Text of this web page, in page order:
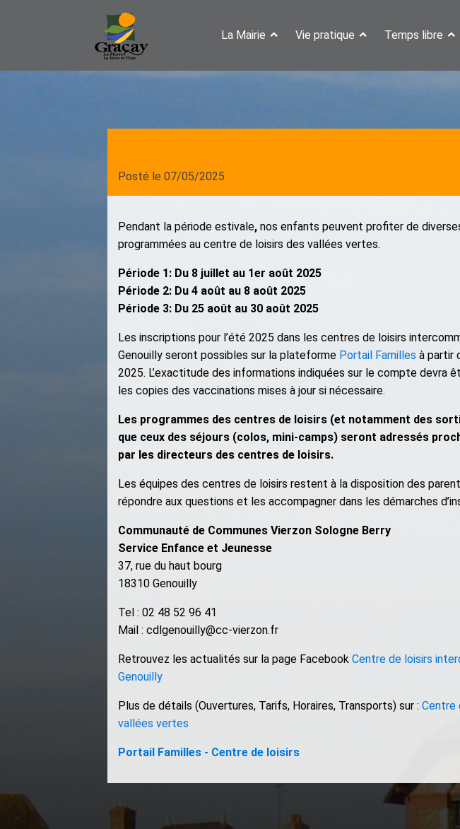
La Mairie Vie pratique Temps libre
Posté le 07/05/2025
Pendant la période estivale, nos enfants peuvent profiter de
programmées au centre de loisirs des vallées vertes.
Période 1: Du 8 juillet au 1er août 2025
Période 2: Du 4 août au 8 août 2025
Période 3: Du 25 août au 30 août 2025
Les inscriptions pour l’été 2025 dans les centres de loisirs
Genouilly seront possibles sur la plateforme Portail Familles à partir
2025. L’exactitude des informations indiquées sur le compte devra
les copies des vaccinations mises à jour si nécessaire.
Les programmes des centres de loisirs (et notamment des
que ceux des séjours (colos, mini-camps) seront adressés
par les directeurs des centres de loisirs.
Les équipes des centres de loisirs restent à la disposition des
répondre aux questions et les accompagner dans les démarches
Communauté de Communes Vierzon Sologne Berry
Service Enfance et Jeunesse
37, rue du haut bourg
18310 Genouilly
Tel : 02 48 52 96 41
Mail : cdlgenouilly@cc-vierzon.fr
Retrouvez les actualités sur la page Facebook Centre de loisirs
Genouilly
Plus de détails (Ouvertures, Tarifs, Horaires, Transports) sur : Centre
vallées vertes
Portail Familles - Centre de loisirs